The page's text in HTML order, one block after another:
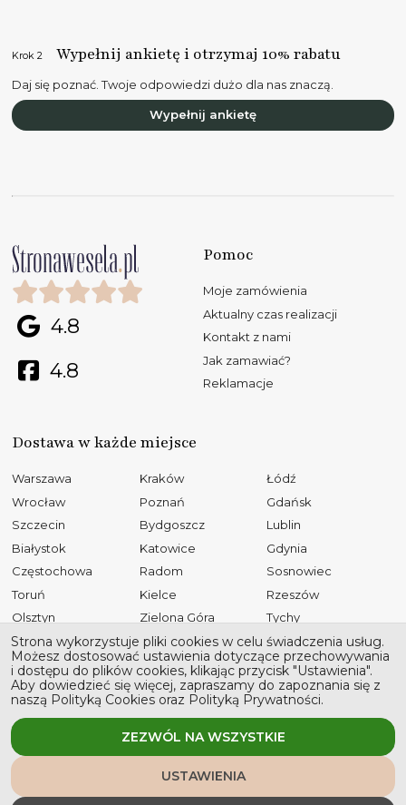
Krok 2 Wypełnij ankietę i otrzymaj 10% rabatu
Daj się poznać. Twoje odpowiedzi dużo dla nas znaczą.
Wypełnij ankietę
4.8
4.8
Pomoc
Moje zamówienia
Aktualny czas realizacji
Kontakt z nami
Jak zamawiać?
Reklamacje
Dostawa w każde miejsce
Warszawa Kraków
Łódź
Wrocław
Poznań
Gdańsk
Szczecin
Bydgoszcz
Lublin
Białystok
Katowice
Gdynia
Częstochowa
Radom
Sosnowiec
Toruń
Kielce
Rzeszów
Olsztyn
Zielona Góra
Tychy
Opole
Gliwice
Płock
Bielsko-Biała
Elbląg
Ruda Śląska
Rybnik
Tarnów
Kalisz
Koszalin
Słupsk
Strona wykorzystuje pliki cookies w celu świadczenia usług.
Możesz dostosować ustawienia dotyczące przechowywania
i dostępu do plików cookies, klikając przycisk "Ustawienia".
Aby dowiedzieć się więcej, zapraszamy do zapoznania się z
naszą Polityką Cookies oraz Polityką Prywatności.
ZEZWÓL NA WSZYSTKIE
USTAWIENIA